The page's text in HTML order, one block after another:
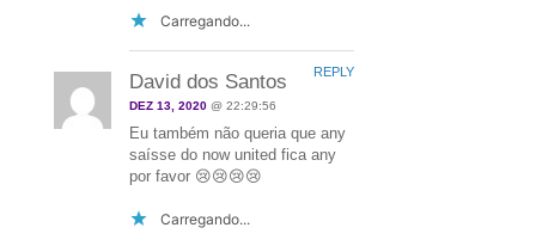
Carregando...
David dos Santos
DEZ 13, 2020 @ 22:29:56
Eu também não queria que any
saísse do now united fica any
por favor 😢😢😢😢
Carregando...
REPLY